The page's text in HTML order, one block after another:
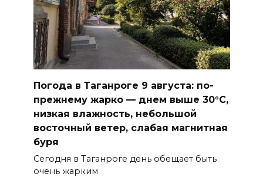
Погода в Таганроге 9 августа: по-
прежнему жарко — днем выше 30°С,
низкая влажность, небольшой
восточный ветер, слабая магнитная
буря
Сегодня в Таганроге день обещает быть
очень жарким